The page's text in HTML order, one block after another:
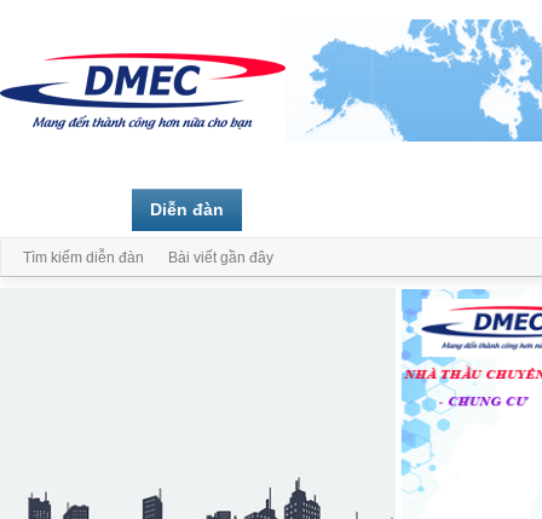
Diễn đàn
Tìm kiếm diễn đàn Bài viết gần đây